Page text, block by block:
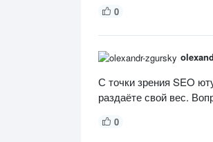
0
С точки зрения SEO
раздаёте свой вес.
0